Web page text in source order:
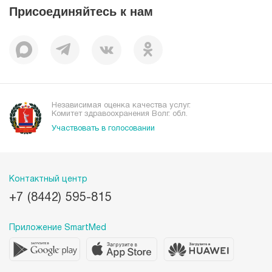
Пациентам
Присоединяйтесь к нам
Независимая оценка качества услуг.
Комитет здравоохранения Волг. обл.
Участвовать в голосовании
Контактный центр
+7 (8442) 595-815
Приложение SmartMed